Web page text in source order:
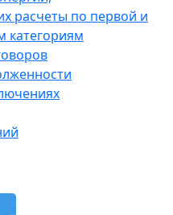
расчеты по первой и
категориям